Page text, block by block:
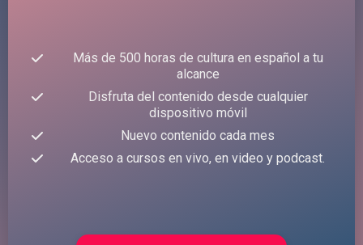
Más de 500 horas de cultura en español a tu
alcance
Disfruta del contenido desde cualquier
dispositivo móvil
Nuevo contenido cada mes
Acceso a cursos en vivo, en video y podcast.